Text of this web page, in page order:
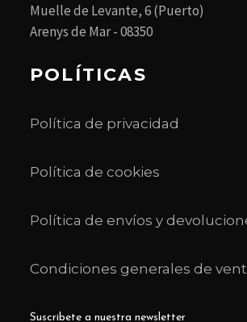
Muelle de Levante, 6 (Puerto)
Arenys de Mar - 08350
POLÍTICAS
Política de privacidad
Política de cookies
Política de envíos y
Condiciones generales de